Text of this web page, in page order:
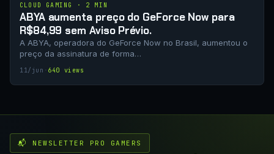
CLOUD GAMING · 2 MIN
ABYA aumenta preço do GeForce Now para
R$84,99 sem Aviso Prévio.
A ABYA, operadora do GeForce Now no Brasil, aumentou o
preço da assinatura de forma…
11/jun · 640 views
📬 NEWSLETTER PRO GAMERS